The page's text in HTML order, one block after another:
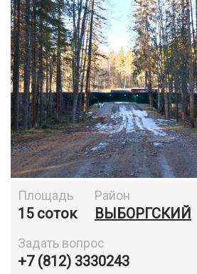
Площадь
15 соток
Район
ВЫБОРГСКИЙ
Задать вопрос
+7 (812) 3330243